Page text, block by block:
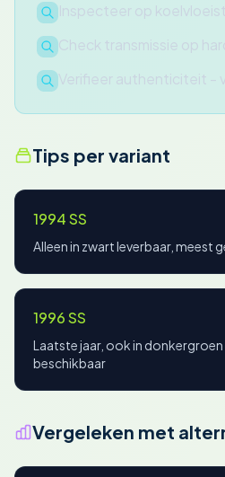
Inspecteer op
Check transmissie op
Verifieer authenticiteit -
Tips per variant
1994 SS
Alleen in zwart leverbaar, meest
1996 SS
Laatste jaar, ook in
beschikbaar
Vergeleken met